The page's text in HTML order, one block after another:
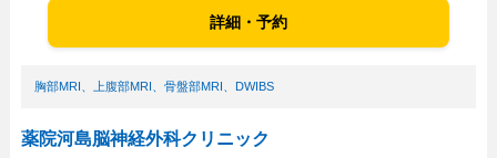
詳細・予約
胸部MRI 上腹部MRI 骨盤部MRI DWIBS
薬院河島脳神経外科クリニック